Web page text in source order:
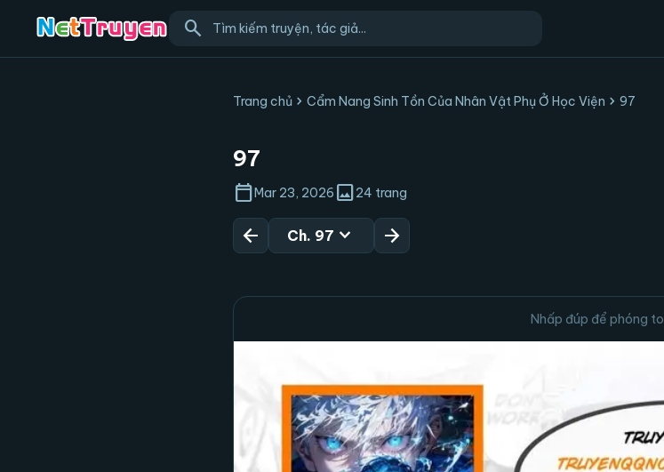
search
Trang chủ chevron_right Cẩm Nang Sinh Tồn Của Nhân Vật Phụ Ở Học Viện chevron_right 97
97
calendar_todayMar 23, 2026 image24 trang
arrow_back Ch. 97 expand_more arrow_forward
Nhấp đúp để phóng to